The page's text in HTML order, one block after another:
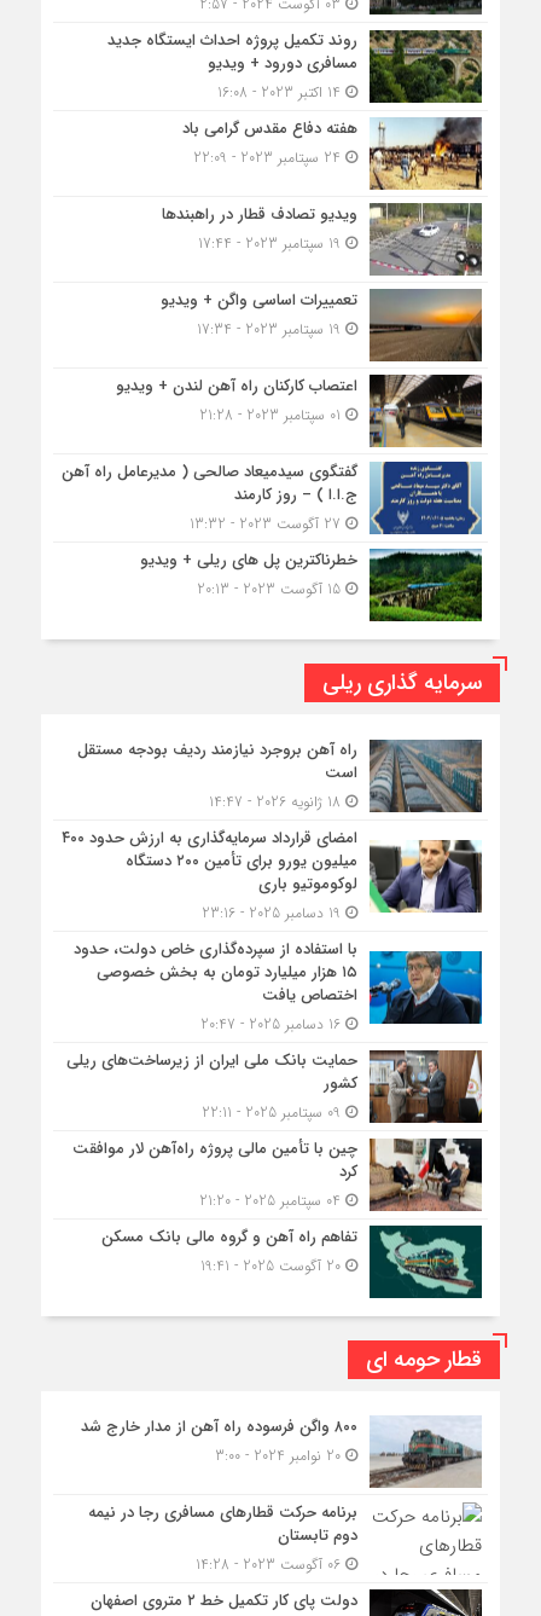
روند تکمیل پروژه احداث ایستگاه جدید
مسافری دورود + ویدیو
هفته دفاع مقدس گرامی باد
ویدیو تصادف قطار در راهبندها
تعمییرات اساسی واگن + ویدیو
اعتصاب کارکنان راه آهن لندن + ویدیو
گفتگوی سیدمیعاد صالحی ( مدیرعامل راه آهن
ج.ا.ا ) – روز کارمند
خطرناکترین پل های ریلی + ویدیو
15 آگوست 2023 - 20:13
سرمایه گذاری ریلی
راه آهن بروجرد نیازمند ردیف بودجه مستقل
است
امضای قرارداد سرمایه‌گذاری به ارزش حدود ۴۰۰
میلیون یورو برای تأمین ۲۰۰ دستگاه
لوکوموتیو باری
با استفاده از سپرده‌گذاری خاص دولت، حدود
۱۵ هزار میلیارد تومان به بخش خصوصی
اختصاص یافت
16 دسامبر 2025 - 20:47
حمایت بانک ملی ایران از زیرساخت‌های ریلی
کشور
چین با تأمین مالی پروژه راه‌آهن لار موافقت
کرد
تفاهم راه آهن و گروه مالی بانک مسکن
20 آگوست 2025 - 19:41
قطار حومه ای
۸۰۰ واگن فرسوده راه آهن از مدار خارج شد
20 نوامبر 2024 - 3:00
برنامه حرکت قطارهای مسافری رجا در نیمه
دوم تابستان
06 آگوست 2023 - 14:28
دولت پای کار تکمیل خط ۲ متروی اصفهان